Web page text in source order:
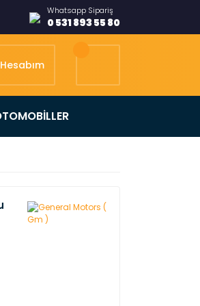
Whatsapp Sipariş
0 531 893 55 80